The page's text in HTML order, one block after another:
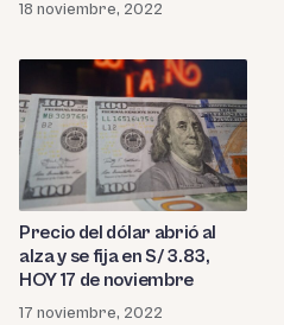
18 noviembre, 2022
Precio del dólar abrió al
alza y se fija en S/ 3.83,
HOY 17 de noviembre
17 noviembre, 2022